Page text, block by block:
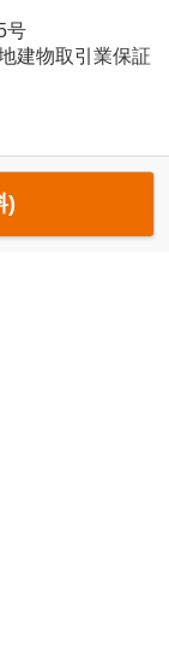
号
建物取引業保証
)